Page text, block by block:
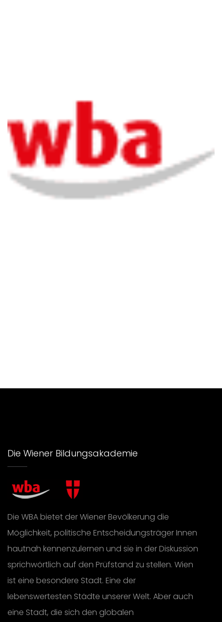
Die Wiener Bildungsakademie
Die WBA bietet der Wiener Bevölkerung die
Möglichkeit, politische Entscheidungsträger Innen
hautnah kennenzulernen und sie in der Diskussion
sprichwörtlich auf den Prüfstand zu stellen. Wien
ist eine besondere Stadt. Eine der
lebenswertesten Städte unserer Welt. Aber auch
eine Stadt, die sich den globalen